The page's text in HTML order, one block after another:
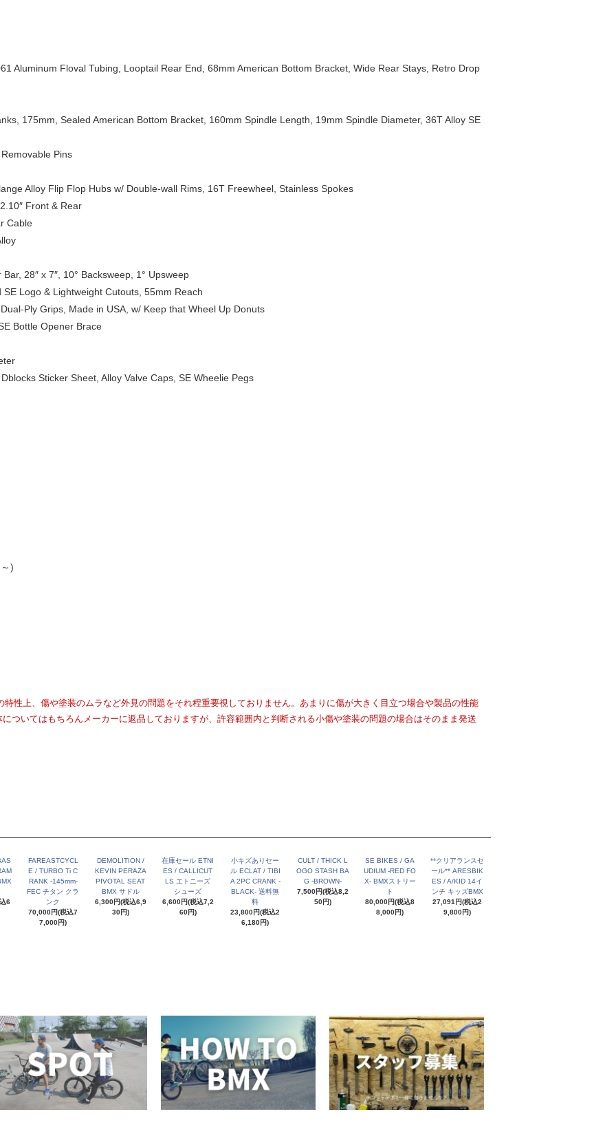
Aluminum Floval Tubing, Looptail Rear End, 68mm American Bottom Bracket, Wide Rear Stays, Retro Drop
175mm, Sealed American Bottom Bracket, 160mm Spindle Length, 19mm Spindle Diameter, 36T Alloy SE
Pins
Alloy Flip Flop Hubs w/ Double-wall Rims, 16T Freewheel, Stainless Spokes
Front & Rear
Cable
28″ x 7″, 10° Backsweep, 1° Upsweep
Logo & Lightweight Cutouts, 55mm Reach
Ply Grips, Made in USA, w/ Keep that Wheel Up Donuts
Bottle Opener Brace
Sticker Sheet, Alloy Valve Caps, SE Wheelie Pegs
)
性上、傷や塗装のムラなど外見の問題をそれ程重要視しておりません。あまりに傷が大きく目立つ場合や製品の性能
ついてはもちろんメーカーに返品しておりますが、許容範囲内と判断される小傷や塗装の問題の場合はそのまま発送
6
FAREASTCYCL
E / TURBO Ti C
RANK -145mm-
FEC チタン クラ
ンク
70,000円(税込7
7,000円)
DEMOLITION /
KEVIN PERAZA
PIVOTAL SEAT
BMX サドル
6,300円(税込6,9
30円)
在庫セール ETNI
ES / CALLICUT
LS エトニーズ
シューズ
6,600円(税込7,2
60円)
小キズありセー
ル ECLAT / TIBI
A 2PC CRANK -
BLACK- 送料無
料
23,800円(税込2
6,180円)
CULT / THICK L
OGO STASH BA
G -BROWN-
7,500円(税込8,2
50円)
SE BIKES / GA
UDIUM -RED FO
X- BMXストリー
ト
80,000円(税込8
8,000円)
**クリアランスセ
ール** ARESBIK
ES / A/KID 14イ
ンチ キッズBMX
27,091円(税込2
9,800円)